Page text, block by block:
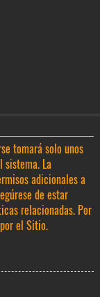
tomará solo unos
sistema. La
adicionales a
de estar
relacionadas. Por
el Sitio.